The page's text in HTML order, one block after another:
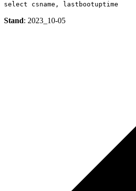
select csname, lastbootuptime
Stand: 2023_10-05